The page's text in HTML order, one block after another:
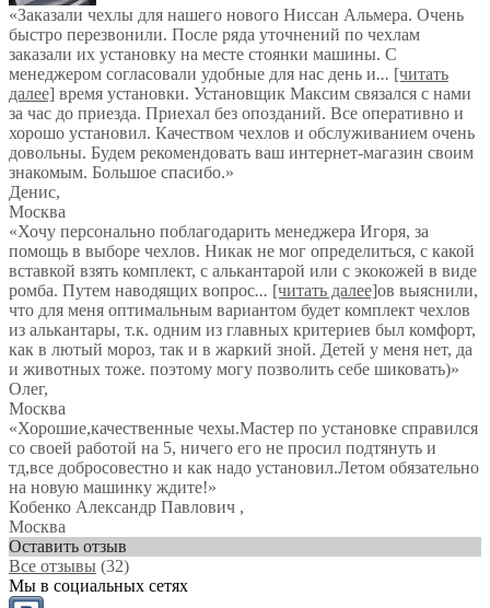
«Заказали чехлы для нашего нового Ниссан Альмера. Очень
быстро перезвонили. После ряда уточнений по чехлам
заказали их установку на месте стоянки машины. С
менеджером согласовали удобные для нас день и... [читать
далее] время установки. Установщик Максим связался с нами
за час до приезда. Приехал без опозданий. Все оперативно и
хорошо установил. Качеством чехлов и обслуживанием очень
довольны. Будем рекомендовать ваш интернет-магазин своим
знакомым. Большое спасибо.»
Денис,
Москва
«Хочу персонально поблагодарить менеджера Игоря, за
помощь в выборе чехлов. Никак не мог определиться, с какой
вставкой взять комплект, с алькантарой или с экокожей в виде
ромба. Путем наводящих вопрос... [читать далее]ов выяснили,
что для меня оптимальным вариантом будет комплект чехлов
из алькантары, т.к. одним из главных критериев был комфорт,
как в лютый мороз, так и в жаркий зной. Детей у меня нет, да
и животных тоже. поэтому могу позволить себе шиковать)»
Олег,
Москва
«Хорошие,качественные чехы.Мастер по установке справился
со своей работой на 5, ничего его не просил подтянуть и
тд,все добросовестно и как надо установил.Летом обязательно
на новую машинку ждите!»
Кобенко Александр Павлович ,
Москва
Оставить отзыв
Все отзывы (32)
Мы в социальных сетях